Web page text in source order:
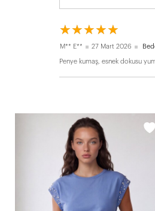
☆☆☆☆☆
★★★★★
M** E** 27 Mart 2026
Penye kumaş, esnek dokusu